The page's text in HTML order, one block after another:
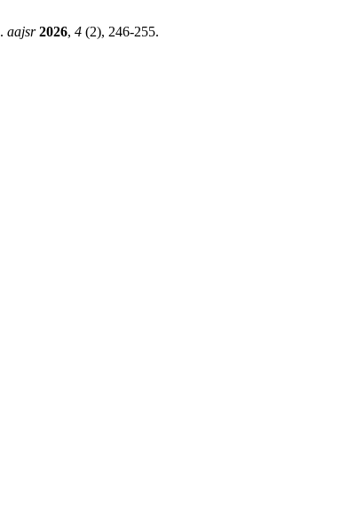
مرعي عبد النبي خليفة عبد القادر. التحديات المتعلقة بالنظام التعليمي لأقسام اللغة الإنجليزية بمؤسسات التعليم العالي بليبيا: آراء أعضاء هيئة التدريس. aajsr 2026, 4 (2), 246-255.